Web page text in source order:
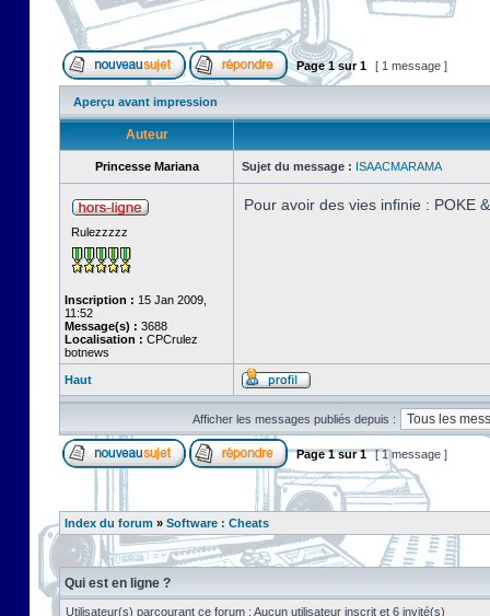
Page1sur1 [ 1 message ]
Aperçu avant impression
Auteur
Princesse Mariana Sujet du message : ISAACMARAMA
Rulezzzzz
Inscription : 15 Jan 2009,
11:52
Message(s) : 3688
Localisation : CPCrulez
botnews
Pour avoir des vies infinie : POKE
Haut
Afficher les messages publiés depuis :
Page1sur1 [ 1 message ]
Index du forum » Software : Cheats
Qui est en ligne ?
Utilisateur(s) parcourant ce forum : Aucun utilisateur inscrit et 6 invité(s)